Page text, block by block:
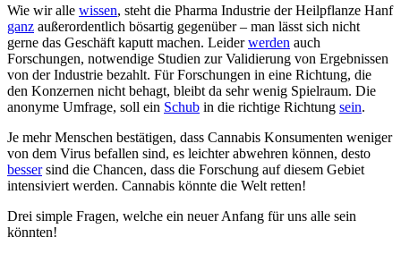
Wie wir alle wissen, steht die Pharma Industrie der Heilpflanze Hanf
ganz außerordentlich bösartig gegenüber – man lässt sich nicht
gerne das Geschäft kaputt machen. Leiderwerden auch
Forschungen, notwendige Studien zur Validierung von Ergebnissen
von der Industrie bezahlt. Für Forschungen in eine Richtung, die
den Konzernen nicht behagt, bleibt da sehr wenig Spielraum. Die
anonyme Umfrage, soll ein Schub in die richtige Richtung sein.
Je mehr Menschen bestätigen, dass Cannabis Konsumenten weniger
von dem Virus befallen sind, es leichter abwehren können, desto
bessersind die Chancen, dass die Forschung auf diesem Gebiet
intensiviert werden. Cannabis könnte die Welt retten!
Drei simple Fragen, welche ein neuer Anfang für uns alle sein
könnten!